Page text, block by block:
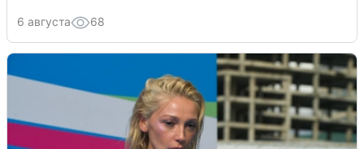
6 августа 68